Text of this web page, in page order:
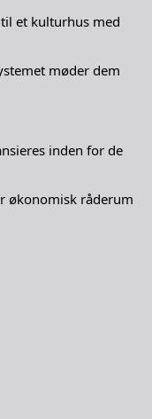
et kulturhus med
møder dem
inden for de
økonomisk råderum